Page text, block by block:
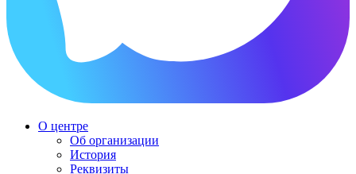
О центре
Об организации
История
Реквизиты